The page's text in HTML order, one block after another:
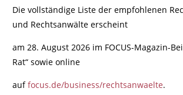
Die vollständige Liste der empfohlenen
und Rechtsanwälte erscheint
am 28. August 2026 im FOCUS-Magazin-
Rat“ sowie online
auffocus.de/business/rechtsanwaelte.